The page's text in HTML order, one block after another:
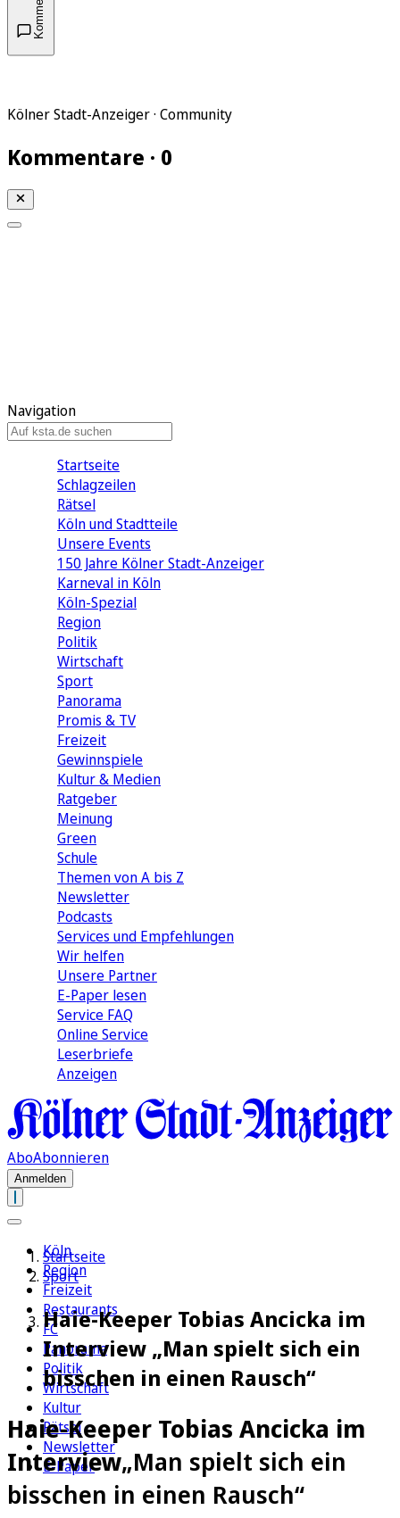
Kölner Stadt-Anzeiger · Community
Kommentare · 0
Navigation
Startseite
Schlagzeilen
Rätsel
Köln und Stadtteile
Unsere Events
150 Jahre Kölner Stadt-Anzeiger
Karneval in Köln
Köln-Spezial
Region
Politik
Wirtschaft
Sport
Panorama
Promis & TV
Freizeit
Gewinnspiele
Kultur & Medien
Ratgeber
Meinung
Green
Schule
Themen von A bis Z
Newsletter
Podcasts
Services und Empfehlungen
Wir helfen
Unsere Partner
E-Paper lesen
Service FAQ
Online Service
Leserbriefe
Anzeigen
AboAbonnieren
Anmelden
Köln
Region
Freizeit
Restaurants
FC
Panorama
Politik
Wirtschaft
Kultur
Rätsel
Newsletter
E-Paper
Startseite
Sport
Haie-Keeper Tobias Ancicka im
Interview „Man spielt sich ein
bisschen in einen Rausch“
Haie-Keeper Tobias Ancicka im
Interview„Man spielt sich ein
bisschen in einen Rausch“